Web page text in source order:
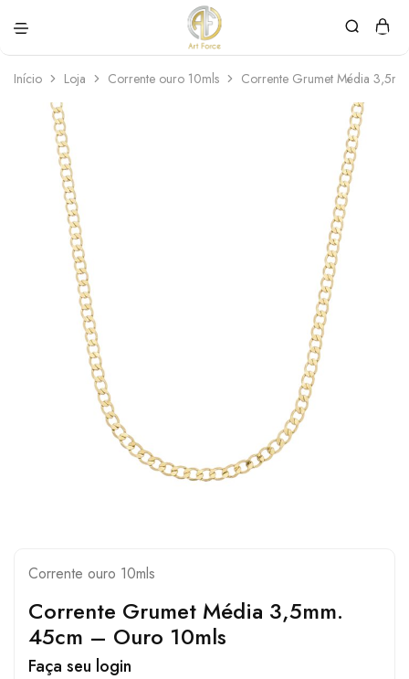
Force
personalizadas
Início Loja Corrente ouro 10mls Corrente Grumet Média
Corrente ouro 10mls
Corrente Grumet Média 3,5mm.
45cm – Ouro 10mls
Faça seu login